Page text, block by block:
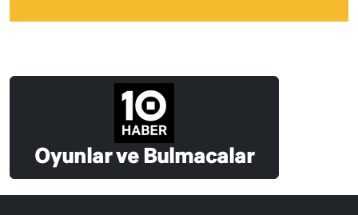
Oyunlar ve Bulmacalar